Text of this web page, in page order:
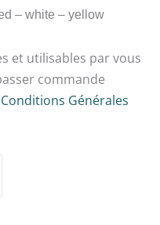
– white – yellow
et utilisables par vous
commande
Conditions Générales